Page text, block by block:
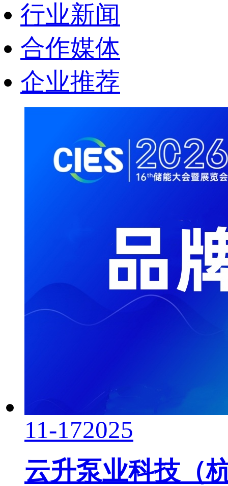
行业新闻
合作媒体
企业推荐
11-172025
云升泵业科技（